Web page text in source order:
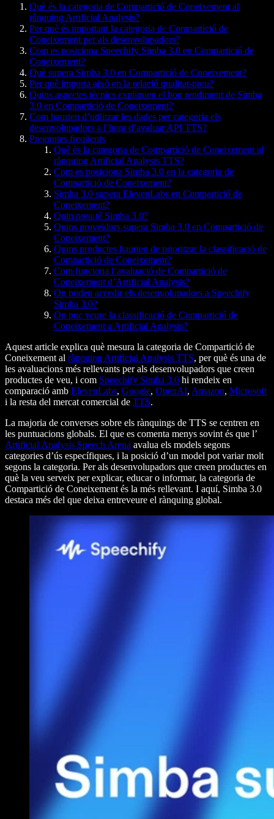
Què és la categoria de Compartició de Coneixement al
rànquing Artificial Analysis?
Per què és important la categoria de Compartició de
Coneixement per als desenvolupadors?
Com es posiciona Speechify Simba 3.0 en Compartició de
Coneixement?
Què supera Simba 3.0 en Compartició de Coneixement?
Per què importa això en la relació qualitat-preu?
Quins aspectes tècnics expliquen el bon rendiment de Simba
3.0 en Compartició de Coneixement?
Com haurien d’utilitzar les dades per categoria els
desenvolupadors a l’hora d’avaluar API TTS?
Preguntes freqüents
Què és la categoria de Compartició de Coneixement al
rànquing Artificial Analysis TTS?
Com es posiciona Simba 3.0 en la categoria de
Compartició de Coneixement?
Simba 3.0 supera ElevenLabs en Compartició de
Coneixement?
Quin preu té Simba 3.0?
Quins proveïdors supera Simba 3.0 en Compartició de
Coneixement?
Quins productes haurien de prioritzar la classificació de
Compartició de Coneixement?
Com funciona l’avaluació de Compartició de
Coneixement d’Artificial Analysis?
On poden accedir els desenvolupadors a Speechify
Simba 3.0?
On puc veure la classificació de Compartició de
Coneixement a Artificial Analysis?
Aquest article explica què mesura la categoria de Compartició de
Coneixement al rànquing Artificial Analysis TTS, per què és una de
les avaluacions més rellevants per als desenvolupadors que creen
productes de veu, i com Speechify Simba 3.0 hi rendeix en
comparació amb ElevenLabs, Google, OpenAI, Amazon, Microsoft
i la resta del mercat comercial de TTS.
La majoria de converses sobre els rànquings de TTS se centren en
les puntuacions globals. El que es comenta menys sovint és que l’
Artificial Analysis Speech Arena avalua els models segons
categories d’ús específiques, i la posició d’un model pot variar molt
segons la categoria. Per als desenvolupadors que creen productes en
què la veu serveix per explicar, educar o informar, la categoria de
Compartició de Coneixement és la més rellevant. I aquí, Simba 3.0
destaca més del que deixa entreveure el rànquing global.